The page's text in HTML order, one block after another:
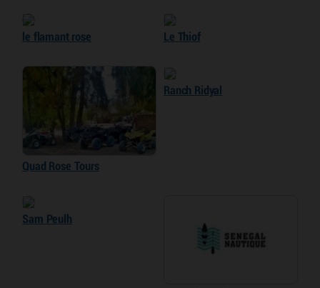
le flamant rose Le Thiof
Quad Rose Tours
Ranch Ridyal
Sam Peulh